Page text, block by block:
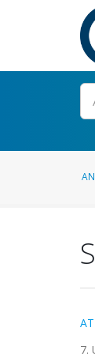
Ara
7.